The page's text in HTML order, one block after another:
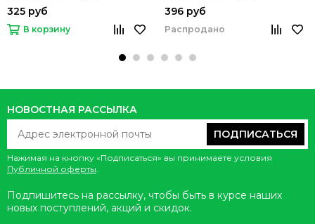
325 руб
В корзину
396 руб
Распродано
НОВОСТНАЯ РАССЫЛКА
ПОДПИСАТЬСЯ
Нажимая на кнопку «Подписаться» вы принимаете условия
Публичной оферты.
Подпишитесь на рассылку, чтобы быть в курсе наших
новых поступлений, акций и скидок.